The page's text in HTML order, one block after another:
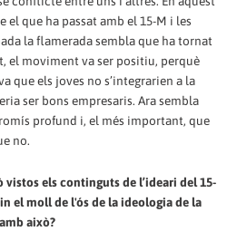
que ha passat amb el 15-M i les
la flamerada sembla que ha tornat
el moviment va ser positiu, perquè
que els joves no s’integrarien a la
ser bons empresaris. Ara sembla
profund i, el més important, que
no.
vistos els continguts de l’ideari del 15-
el moll de l'ós de la ideologia de la
això?